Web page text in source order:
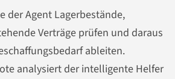
der Agent Lagerbestände,
Verträge prüfen und daraus
ableiten.
analysiert der intelligente Helfer